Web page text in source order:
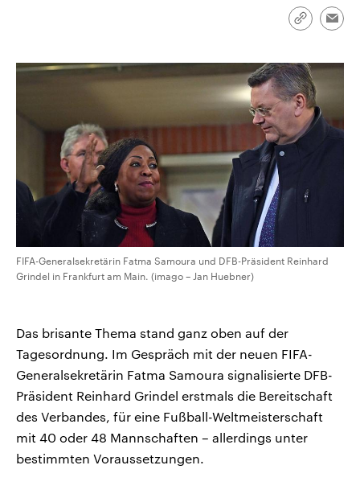
Link
FIFA-Generalsekretärin Fatma Samoura und DFB-Präsident Reinhard
Grindel in Frankfurt am Main. (imago – Jan Huebner)
Das brisante Thema stand ganz oben auf der
Tagesordnung. Im Gespräch mit der neuen FIFA-
Generalsekretärin Fatma Samoura signalisierte DFB-
Präsident Reinhard Grindel erstmals die Bereitschaft
des Verbandes, für eine Fußball-Weltmeisterschaft
mit 40 oder 48 Mannschaften – allerdings unter
bestimmten Voraussetzungen.